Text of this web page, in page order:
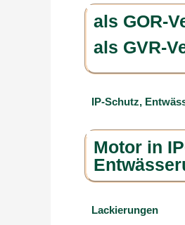
als GOR-
als GVR-
IP-Schutz,
Motor in
Lackierungen